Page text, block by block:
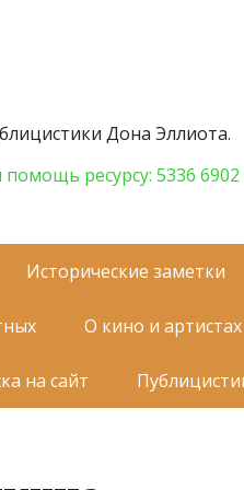
Дона Эллиота.
ресурсу: 5336 6902
Исторические заметки
О кино и артистах
на сайт